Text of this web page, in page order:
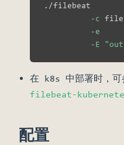
./
-c
-e
-E
在 k8s 中部署时，可
filebeat-
配置